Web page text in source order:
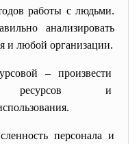
работы с людьми.
анализировать
и любой организации.
– произвести
ресурсов и
персонала и